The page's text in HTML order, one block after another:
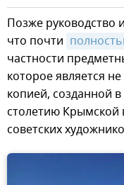
Позже руководство
что почти
частности
которое является
копией, созданной
столетию Крымской
советских